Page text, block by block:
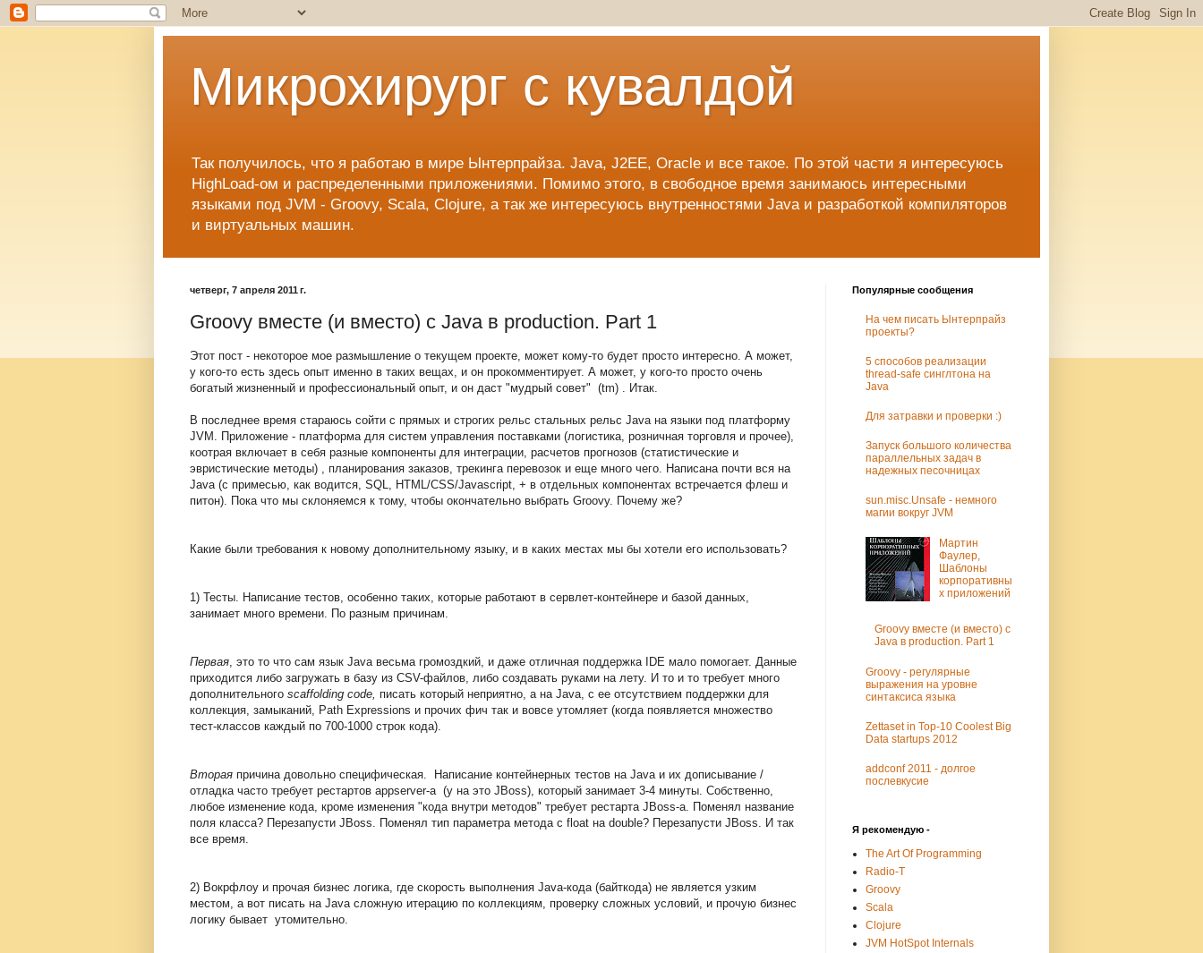
Микрохирург с кувалдой
Так получилось, что я работаю в мире Ынтерпрайза. Java, J2EE, Oracle и все такое. По этой части я интересуюсь
HighLoad-ом и распределенными приложениями. Помимо этого, в свободное время занимаюсь интересными
языками под JVM - Groovy, Scala, Clojure, а так же интересуюсь внутренностями Java и разработкой компиляторов
и виртуальных машин.
четверг, 7 апреля 2011 г.
Groovy вместе (и вместо) c Java в production. Part 1
Этот пост - некоторое мое размышление о текущем проекте, может кому-то будет просто интересно. А может,
у кого-то есть здесь опыт именно в таких вещах, и он прокомментирует. А может, у кого-то просто очень
богатый жизненный и профессиональный опыт, и он даст "мудрый совет" (tm) . Итак.
В последнее время стараюсь сойти с прямых и строгих рельс стальных рельс Java на языки под платформу
JVM. Приложение - платформа для систем управления поставками (логистика, розничная торговля и прочее),
коотрая включает в себя разные компоненты для интеграции, расчетов прогнозов (статистические и
эвристические методы) , планирования заказов, трекинга перевозок и еще много чего. Написана почти вся на
Java (с примесью, как водится, SQL, HTML/CSS/Javascript, + в отдельных компонентах встречается флеш и
питон). Пока что мы склоняемся к тому, чтобы окончательно выбрать Groovy. Почему же?
Какие были требования к новому дополнительному языку, и в каких местах мы бы хотели его использовать?
1) Тесты. Написание тестов, особенно таких, которые работают в сервлет-контейнере и базой данных,
занимает много времени. По разным причинам.
Первая, это то что сам язык Java весьма громоздкий, и даже отличная поддержка IDE мало помогает. Данные
приходится либо загружать в базу из CSV-файлов, либо создавать руками на лету. И то и то требует много
дополнительного scaffolding code, писать который неприятно, а на Java, с ее отсутствием поддержки для
коллекция, замыканий, Path Expressions и прочих фич так и вовсе утомляет (когда появляется множество
тест-классов каждый по 700-1000 строк кода).
Вторая причина довольно специфическая. Написание контейнерных тестов на Java и их дописывание /
отладка часто требует рестартов appserver-a (у на это JBoss), который занимает 3-4 минуты. Собственно,
любое изменение кода, кроме изменения "кода внутри методов" требует рестарта JBoss-a. Поменял название
поля класса? Перезапусти JBoss. Поменял тип параметра метода с float на double? Перезапусти JBoss. И так
все время.
2) Вокрфлоу и прочая бизнес логика, где скорость выполнения Java-кода (байткода) не является узким
местом, а вот писать на Java сложную итерацию по коллекциям, проверку сложных условий, и прочую бизнес
логику бывает утомительно.
Популярные сообщения
На чем писать Ынтерпрайз
проекты?
5 способов реализации
thread-safe синглтона на
Java
Для затравки и проверки :)
Запуск большого количества
параллельных задач в
надежных песочницах
sun.misc.Unsafe - немного
магии вокруг JVM
Мартин
Фаулер,
Шаблоны
корпоративны
х приложений
Groovy вместе (и вместо) c
Java в production. Part 1
Groovy - регулярные
выражения на уровне
синтаксиса языка
Zettaset in Top-10 Coolest Big
Data startups 2012
addconf 2011 - долгое
послевкусие
Я рекомендую -
The Art Of Programming
Radio-T
Groovy
Scala
Clojure
JVM HotSpot Internals